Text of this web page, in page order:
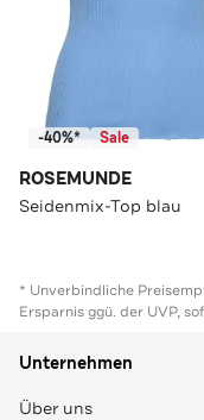
-40%* Sale
ROSEMUNDE
Seidenmix-Top blau
* Unverbindliche
Ersparnis ggü. der UVP,
Unternehmen
Über uns